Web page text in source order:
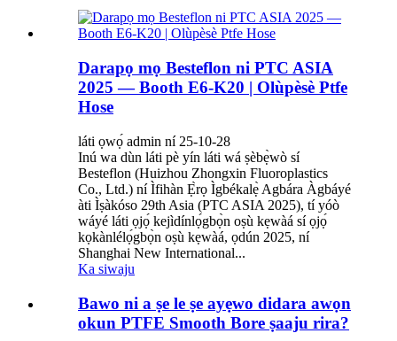
Darapọ mọ Besteflon ni PTC ASIA
2025 — Booth E6-K20 | Olùpèsè Ptfe
Hose
láti ọwọ́ admin ní 25-10-28
Inú wa dùn láti pè yín láti wá ṣèbẹ̀wò sí
Besteflon (Huizhou Zhongxin Fluoroplastics
Co., Ltd.) ní Ìfihàn Ẹ̀rọ Ìgbékalẹ̀ Agbára Àgbáyé
àti Ìṣàkóso 29th Asia (PTC ASIA 2025), tí yóò
wáyé láti ọjọ́ kejìdínlọ́gbọ̀n oṣù kẹwàá sí ọjọ́
kọkànlélọ́gbọ̀n oṣù kẹwàá, ọdún 2025, ní
Shanghai New International...
Ka siwaju
Bawo ni a ṣe le ṣe ayẹwo didara awọn
okun PTFE Smooth Bore ṣaaju rira?